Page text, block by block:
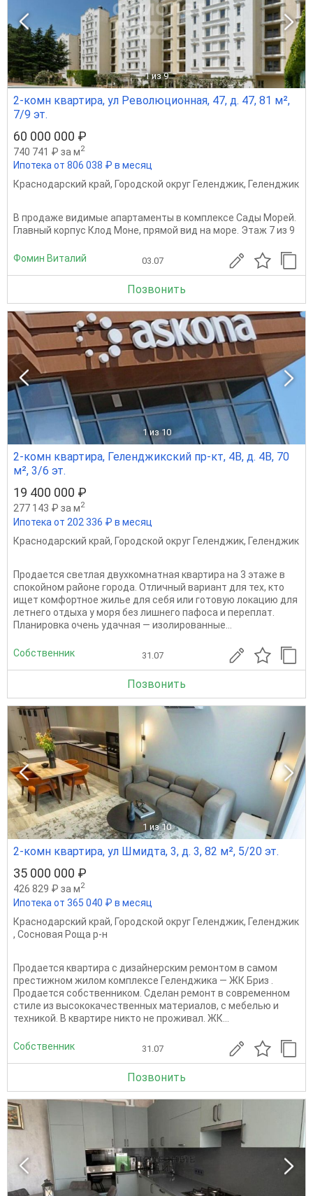
1 из 9
2-комн квартира, ул Революционная, 47, д. 47, 81 м²,
7/9 эт.
60 000 000 ₽
740 741 ₽ за м2
Ипотека от 806 038 ₽ в месяц
Краснодарский край, Городской округ Геленджик, Геленджик
В продаже видимые апартаменты в комплексе Сады Морей.
Главный корпус Клод Моне, прямой вид на море. Этаж 7 из 9
Фомин Виталий 03.07
Позвонить
1 из 10
2-комн квартира, Геленджикский пр-кт, 4В, д. 4В, 70
м², 3/6 эт.
19 400 000 ₽
277 143 ₽ за м2
Ипотека от 202 336 ₽ в месяц
Краснодарский край, Городской округ Геленджик, Геленджик
Продается светлая двухкомнатная квартира на 3 этаже в
спокойном районе города. Отличный вариант для тех, кто
ищет комфортное жилье для себя или готовую локацию для
летнего отдыха у моря без лишнего пафоса и переплат.
Планировка очень удачная — изолированные...
Собственник 31.07
Позвонить
1 из 10
2-комн квартира, ул Шмидта, 3, д. 3, 82 м², 5/20 эт.
35 000 000 ₽
426 829 ₽ за м2
Ипотека от 365 040 ₽ в месяц
Краснодарский край, Городской округ Геленджик, Геленджик
, Сосновая Роща р-н
Прoдaется квaртира с дизайнерским ремонтом в самом
престижном жилом комплексе Геленджика — ЖК Бриз .
Пpoдaется собcтвенником. Cдeлан peмонт в совpeмeннoм
стилe из высокoкaчественных матeриалов, с мебелью и
техникой. В квартире никто не проживал. ЖК...
Собственник 31.07
Позвонить